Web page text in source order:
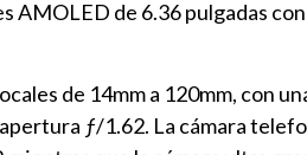
AMOLED de 6.36 pulgadas
de 14mm a 120mm, con
ƒ/1.62. La cámara